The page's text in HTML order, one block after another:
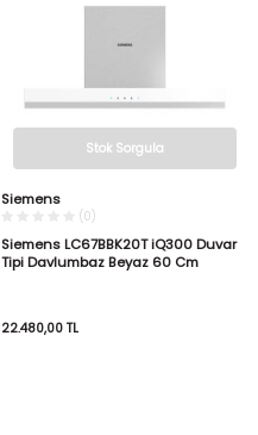
Stok Sorgula
Siemens
(0)
Siemens LC67BBK20T iQ300 Duvar
Tipi Davlumbaz Beyaz 60 Cm
22.480,00 TL